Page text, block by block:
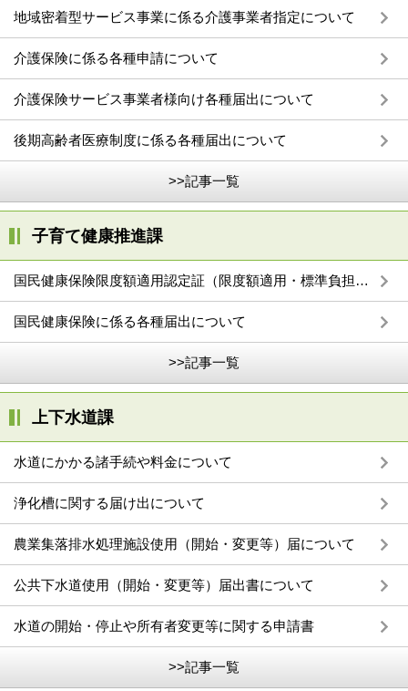
地域密着型サービス事業に係る介護事業者指定について
介護保険に係る各種申請について
介護保険サービス事業者様向け各種届出について
後期高齢者医療制度に係る各種届出について
>>記事一覧
子育て健康推進課
国民健康保険限度額適用認定証（限度額適用・標準負担額減額認定証）の申請について
国民健康保険に係る各種届出について
>>記事一覧
上下水道課
水道にかかる諸手続や料金について
浄化槽に関する届け出について
農業集落排水処理施設使用（開始・変更等）届について
公共下水道使用（開始・変更等）届出書について
水道の開始・停止や所有者変更等に関する申請書
>>記事一覧